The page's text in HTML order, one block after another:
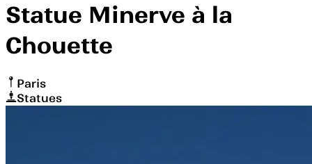
Statue Minerve à la
Chouette
Paris
Statues